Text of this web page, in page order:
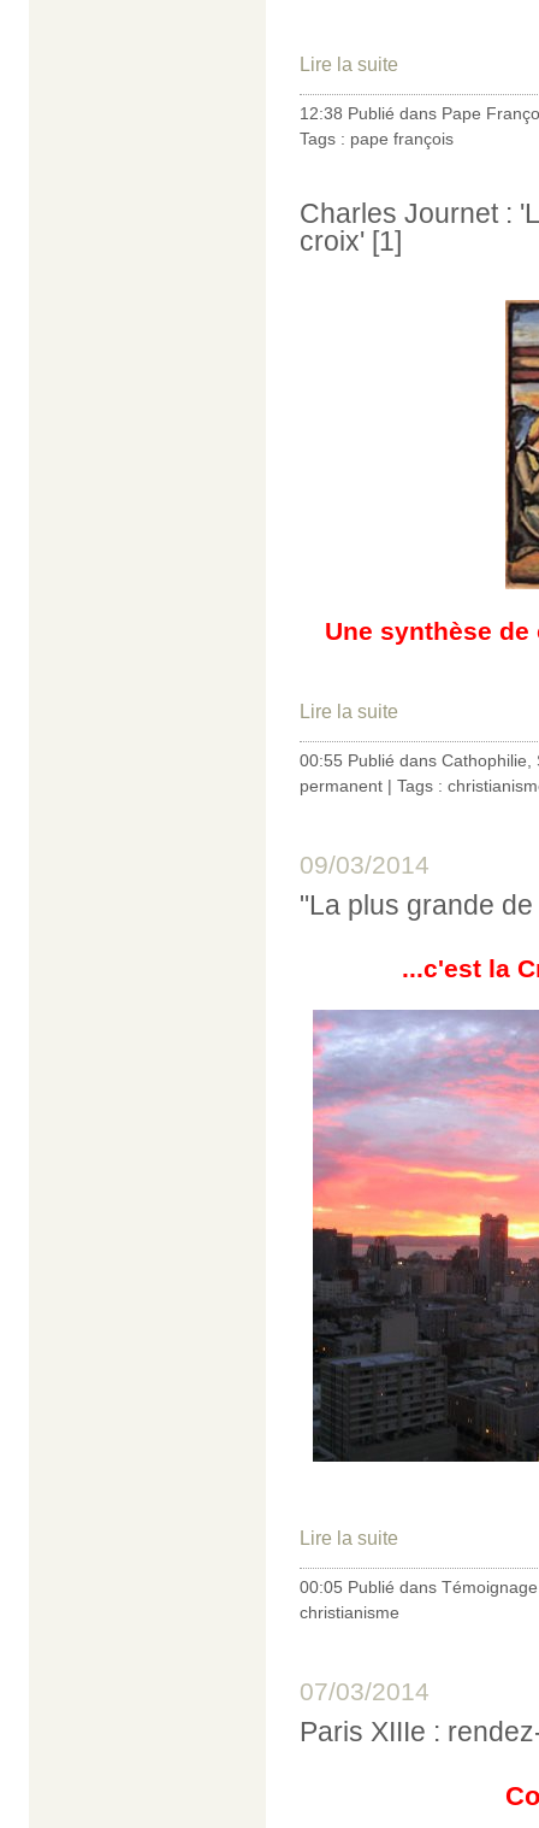
Lire la suite
12:38 Publié dans Pape
Tags : pape françois
Charles Journet :
croix' [1]
Une synthèse
Lire la suite
00:55 Publié dans Cathophilie
permanent | Tags :
09/03/2014
"La plus grande
...c'est la
Lire la suite
00:05 Publié dans
christianisme
07/03/2014
Paris XIIIe :